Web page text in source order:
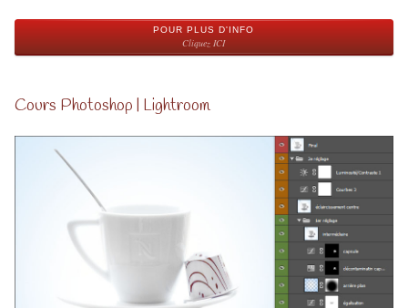
POUR PLUS D'INFO
Cliquez ICI
Cours Photoshop | Lightroom